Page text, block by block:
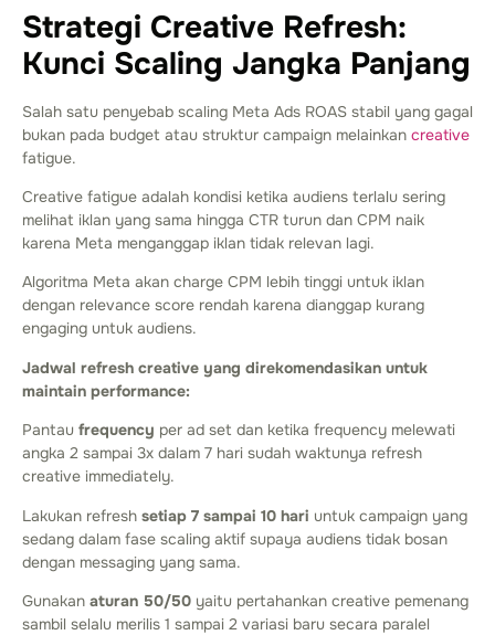
Strategi Creative Refresh:
Kunci Scaling Jangka Panjang
Salah satu penyebab scaling Meta Ads ROAS stabil yang gagal
bukan pada budget atau struktur campaign melainkan creative
fatigue.
Creative fatigue adalah kondisi ketika audiens terlalu sering
melihat iklan yang sama hingga CTR turun dan CPM naik
karena Meta menganggap iklan tidak relevan lagi.
Algoritma Meta akan charge CPM lebih tinggi untuk iklan
dengan relevance score rendah karena dianggap kurang
engaging untuk audiens.
Jadwal refresh creative yang direkomendasikan untuk
maintain performance:
Pantau frequency per ad set dan ketika frequency melewati
angka 2 sampai 3x dalam 7 hari sudah waktunya refresh
creative immediately.
Lakukan refresh setiap 7 sampai 10 hari untuk campaign yang
sedang dalam fase scaling aktif supaya audiens tidak bosan
dengan messaging yang sama.
Gunakan aturan 50/50 yaitu pertahankan creative pemenang
sambil selalu merilis 1 sampai 2 variasi baru secara paralel